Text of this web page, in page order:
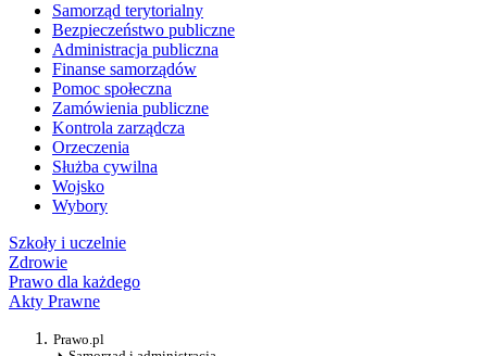
Samorząd terytorialny
Bezpieczeństwo publiczne
Administracja publiczna
Finanse samorządów
Pomoc społeczna
Zamówienia publiczne
Kontrola zarządcza
Orzeczenia
Służba cywilna
Wojsko
Wybory
Szkoły i uczelnie
Zdrowie
Prawo dla każdego
Akty Prawne
Prawo.pl